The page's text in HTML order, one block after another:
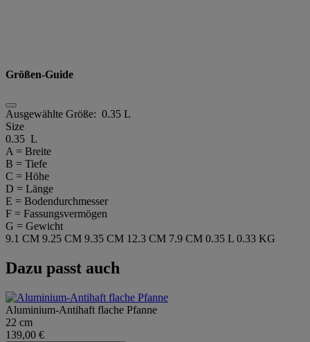
Größen-Guide
Ausgewählte Größe: 0.35 L
Size
0.35 L
A = Breite
B = Tiefe
C = Höhe
D = Länge
E = Bodendurchmesser
F = Fassungsvermögen
G = Gewicht
9.1 CM 9.25 CM 9.35 CM 12.3 CM 7.9 CM 0.35 L 0.33 KG
Dazu passt auch
Aluminium-Antihaft flache Pfanne
22 cm
139,00 €